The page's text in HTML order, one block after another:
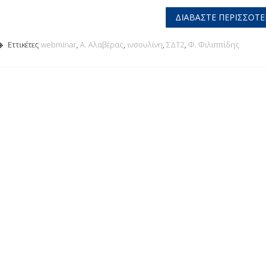
ΔΙΑΒΆΣΤΕ
Εττικέτες webminar, Α. Αλαβέρας, ινσουλίνη, ΣΔΤ2, Φ. Φιλιππίδης